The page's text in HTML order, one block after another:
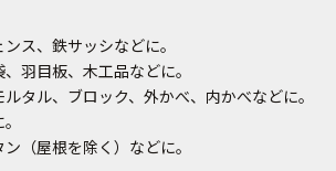
ス、鉄サッシなどに。
羽目板、木工品などに。
タル、ブロック、外かべ、内かべなどに。
（屋根を除く）などに。